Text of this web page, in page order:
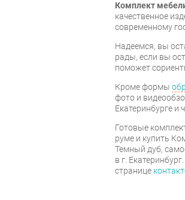
Комплект
качественное
современному
Надеемся, вы
рады, если вы
поможет
Кроме формы
фото и
Екатеринбурге и
Готовые
руме и купить
Темный дуб,
в г.
странице